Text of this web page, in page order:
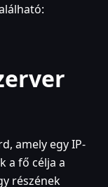
amely egy IP-
a fő célja a
részének